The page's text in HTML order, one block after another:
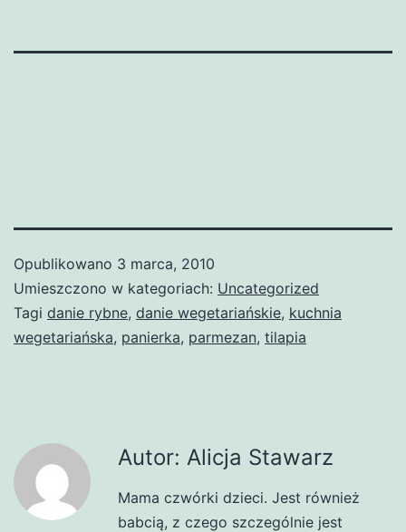
Opublikowano 3 marca, 2010
Umieszczono w kategoriach: Uncategorized
Tagi danie rybne, danie wegetariańskie, kuchnia
wegetariańska, panierka, parmezan, tilapia
Autor: Alicja Stawarz
Mama czwórki dzieci. Jest również
babcią, z czego szczególnie jest